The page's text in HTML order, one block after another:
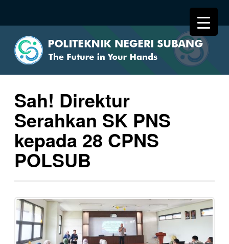
Sah! Direktur
Serahkan SK PNS
kepada 28 CPNS
POLSUB